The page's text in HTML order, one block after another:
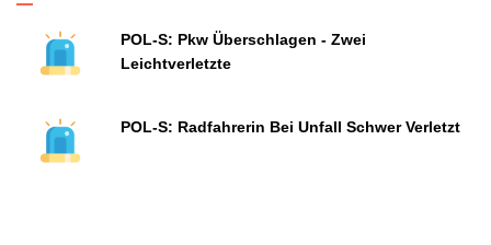
POL-S: Pkw Überschlagen - Zwei
Leichtverletzte
POL-S: Radfahrerin Bei Unfall Schwer Verletzt